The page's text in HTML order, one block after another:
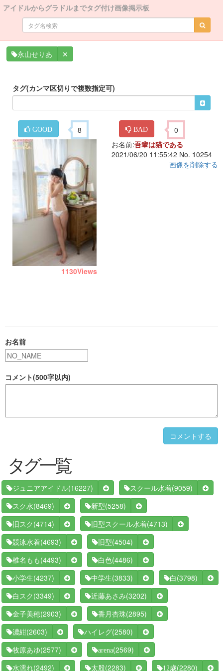
アイドルからグラドルまでタグ付け画像掲示板
永山せりあ ✕
タグ(カンマ区切りで複数指定可)
GOOD 8 BAD 0
1130Views
お名前:吾輩は猫である
2021/06/20 11:55:42 No. 10254
画像を削除する
お名前
コメント(500字以内)
コメントする
タグ一覧
ジュニアアイドル(16227) スクール水着(9059)
スク水(8469) 新型(5258)
旧スク (4714) 旧型スクール水着(4713)
競泳水着(4693) 旧型(4504)
椎名もも (4493) 白色(4486)
小学生(4237) 中学生(3833) 白 (3798)
白スク (3349) 近藤あさみ(3202)
金子美穂(2903) 香月杏珠(2895)
濃紺(2603) ハイレグ(2580)
牧原あゆ(2577) arena(2569)
水濡れ(2492) 太股(2283) 12歳(2280)